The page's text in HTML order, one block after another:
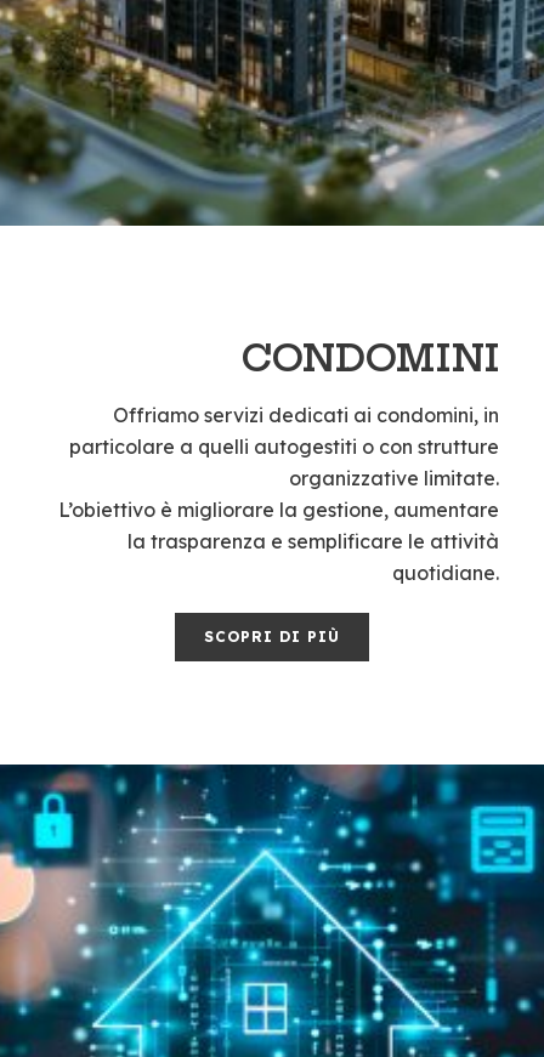
CONDOMINI
Offriamo servizi dedicati ai condomini, in
particolare a quelli autogestiti o con strutture
organizzative limitate.
L’obiettivo è migliorare la gestione, aumentare
la trasparenza e semplificare le attività
quotidiane.
SCOPRI DI PIÙ